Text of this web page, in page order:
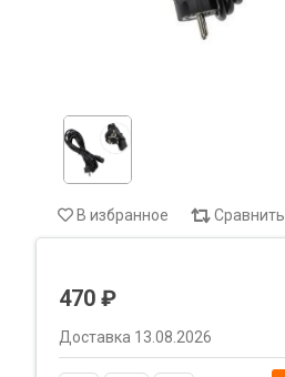
В избранное Сравнить
470 ₽
Доставка 13.08.2026